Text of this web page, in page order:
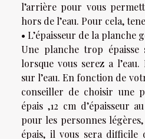
l’arrière pour vous
hors de l’eau. Pour cela,
• L’épaisseur de la planche
Une planche trop
lorsque vous serez a
sur l’eau. En fonction de
conseiller de choisir une
épais ,12 cm d’épaisseur
pour les personnes
épais, il vous sera